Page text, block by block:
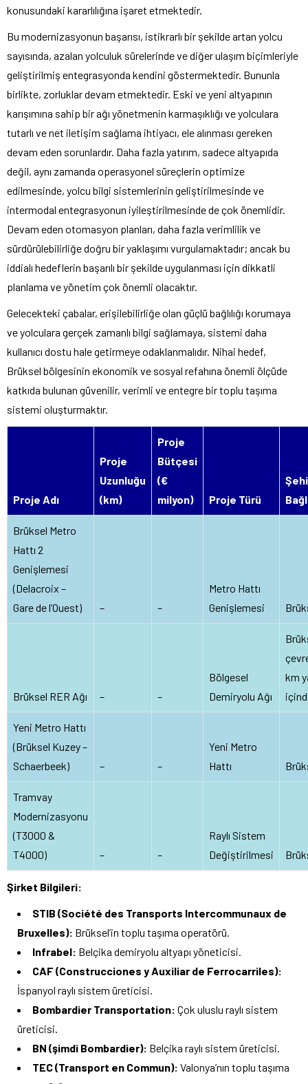
konusundaki kararlılığına işaret etmektedir.
Bu modernizasyonun başarısı, istikrarlı bir şekilde artan yolcu
sayısında, azalan yolculuk sürelerinde ve diğer ulaşım biçimleriyle
geliştirilmiş entegrasyonda kendini göstermektedir. Bununla
birlikte, zorluklar devam etmektedir. Eski ve yeni altyapının
karışımına sahip bir ağı yönetmenin karmaşıklığı ve yolculara
tutarlı ve net iletişim sağlama ihtiyacı, ele alınması gereken
devam eden sorunlardır. Daha fazla yatırım, sadece altyapıda
değil, aynı zamanda operasyonel süreçlerin optimize
edilmesinde, yolcu bilgi sistemlerinin geliştirilmesinde ve
intermodal entegrasyonun iyileştirilmesinde de çok önemlidir.
Devam eden otomasyon planları, daha fazla verimlilik ve
sürdürülebilirliğe doğru bir yaklaşımı vurgulamaktadır; ancak bu
iddialı hedeflerin başarılı bir şekilde uygulanması için dikkatli
planlama ve yönetim çok önemli olacaktır.
Gelecekteki çabalar, erişilebilirliğe olan güçlü bağlılığı korumaya
ve yolculara gerçek zamanlı bilgi sağlamaya, sistemi daha
kullanıcı dostu hale getirmeye odaklanmalıdır. Nihai hedef,
Brüksel bölgesinin ekonomik ve sosyal refahına önemli ölçüde
katkıda bulunan güvenilir, verimli ve entegre bir toplu taşıma
sistemi oluşturmaktır.
Proje Adı
Proje
Uzunluğu
(km)
Proje
Bütçesi
(€
milyon)
Proje Türü
Brüksel Metro
Hattı 2
Genişlemesi
(Delacroix –
Gare de l’Ouest)
– –
Metro Hattı
Genişlemesi
Brüksel RER Ağı – –
Bölgesel
Demiryolu Ağı
km
Yeni Metro Hattı
(Brüksel Kuzey –
Schaerbeek)
– –
Yeni Metro
Hattı
Tramvay
Modernizasyonu
(T3000 &
T4000)
– –
Raylı Sistem
Değiştirilmesi
Şirket Bilgileri:
STIB (Société des Transports Intercommunaux de
Bruxelles): Brüksel’in toplu taşıma operatörü.
Infrabel: Belçika demiryolu altyapı yöneticisi.
CAF (Construcciones y Auxiliar de Ferrocarriles):
İspanyol raylı sistem üreticisi.
Bombardier Transportation: Çok uluslu raylı sistem
üreticisi.
BN (şimdi Bombardier): Belçika raylı sistem üreticisi.
TEC (Transport en Commun): Valonya’nın toplu taşıma